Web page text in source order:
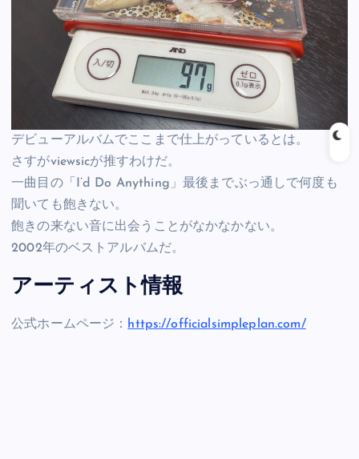
デビューアルバムでここまで仕上がっているとは。
さすがviewsicが推すわけだ。
一曲目の「I’d Do Anything」最後までぶっ通しで何度も
聞いても飽きない。
飽きの来ない音に出会うことがなかなかない。
2002年のベストアルバムだ。
アーティスト情報
公式ホームページ： https://officialsimpleplan.com/